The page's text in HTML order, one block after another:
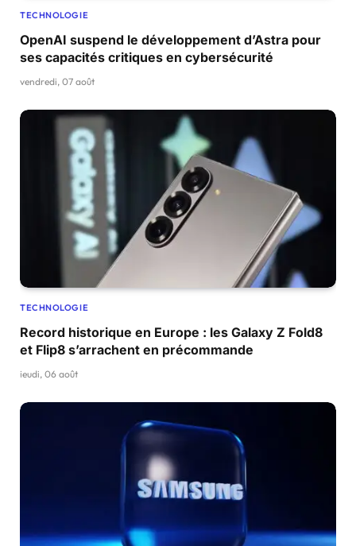
TECHNOLOGIE
OpenAI suspend le développement d’Astra pour
ses capacités critiques en cybersécurité
vendredi, 07 août
TECHNOLOGIE
Record historique en Europe : les Galaxy Z Fold8
et Flip8 s’arrachent en précommande
jeudi, 06 août